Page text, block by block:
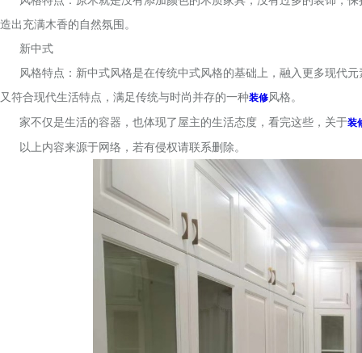
造出充满木香的自然氛围。
新中式
风格特点：新中式风格是在传统中式风格的基础上，融入更多现代
又符合现代生活特点，满足传统与时尚并存的一种装修 风格。
家不仅是生活的容器，也体现了屋主的生活态度，看完这些，关于装
以上内容来源于网络，若有侵权请联系删除。